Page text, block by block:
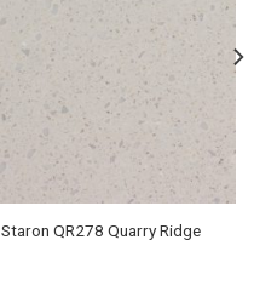
Staron QR278 Quarry Ridge